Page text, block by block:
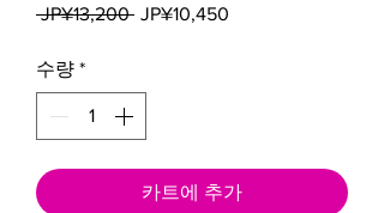
JP¥13,200 일JP¥10,450
수량 *
카트에 추가